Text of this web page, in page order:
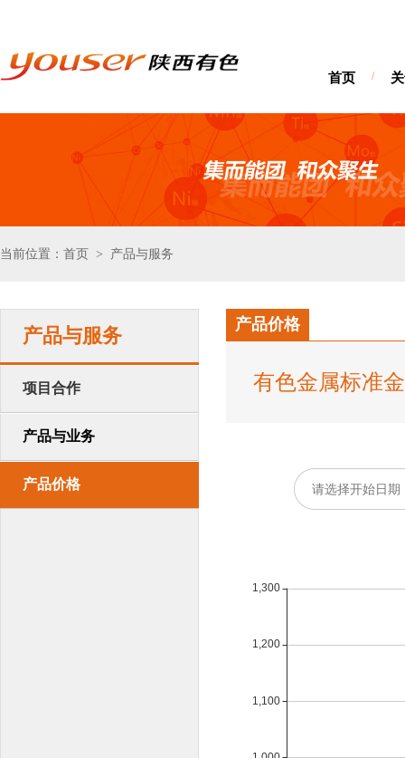
首页 /
当前位置：首页 > 产品与服务
产品与服务
项目合作
产品与业务
产品价格
产品价格
有色金属标准